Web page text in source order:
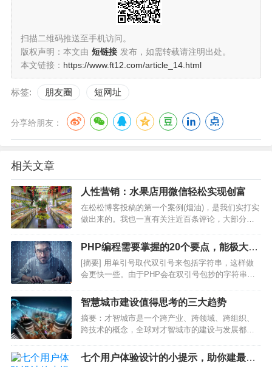
扫描二维码推送至手机访问。
版权声明：本文由 短链接 发布，如需转载请注明出处。
本文链接： https://www.ft12.com/article_14.html
标签: 朋友圈 短网址
分享给朋友：
相关文章
人性营销：水果店用微信轻松实现创富
在松松博客投稿的第一个案例(烟油)，是我们实打实
做出来的。我也一直有关注近百条评论，大部分网
的，原因在于我本人并没有把细节和原理讲透彻。
那么我今天再给大家分享一个案例：我们小区的水
果店是怎么用一年…
PHP编程需要掌握的20个要点，能极大提
高效率
[摘要] 用单引号取代双引号来包括字符串，这样做
会更快一些。由于PHP会在双引号包抄的字符串中
做，它是一种能够把多个字符串看成参数的“函数”用
单引号取代双引号来包括字符串，这样做会更快一
些。…
智慧城市建设值得思考的三大趋势
摘要：才智城市是一个跨产业、跨领域、跨组织、
跨技术的概念，全球对才智城市的建设与发展都在
多部门、多组织的协同创新，由众多的聚焦某类问
题解决的创新企业集合来共同推动。Amit Garg从投
七个用户体验设计的小提示，助你建最佳